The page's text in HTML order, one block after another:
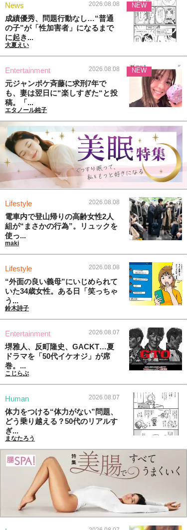
News 2026.08.08
成績優秀、問題行動なし…“普通
の子”が「性加害者」になるまで
に起き...
大夏えい
NEW
Entertainment 2026.08.08
元ジャンポケ斉藤に求刑7年で
も、妻は翌日に“楽しすぎた“と投
稿。「...
エタノール純子
NEW
Lifestyle 2026.08.08
電車内で登山帰りの高齢女性2人
組が“まさかの行為”。リュックを
使っ...
maki
Lifestyle 2026.08.08
“外面の良い義母”にいじめられて
いた34歳女性。ある日「笑っちゃ
う...
鈴木詩子
Entertainment 2026.08.07
堺雅人、反町隆史、GACKT…夏
ドラマを「50代イケオジ」が席
巻。...
こじらぶ
Human 2026.08.07
体力をつける“体力がない”問題、
どう乗り越える？50代のリアルす
ぎ...
まなたろう